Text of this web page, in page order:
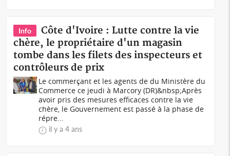
Info
Côte d'Ivoire : Lutte contre la vie
chère, le propriétaire d'un magasin
tombe dans les filets des inspecteurs et
contrôleurs de prix
Le commerçant et les agents de du Ministère du
Commerce ce jeudi à Marcory (DR)&nbsp;Après
avoir pris des mesures efficaces contre la vie
chère, le Gouvernement est passé à la phase de
répre...
il y a 4 ans